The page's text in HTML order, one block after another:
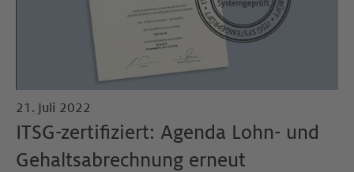
21. Juli 2022
ITSG-zertifiziert: Agenda Lohn- und
Gehaltsabrechnung erneut